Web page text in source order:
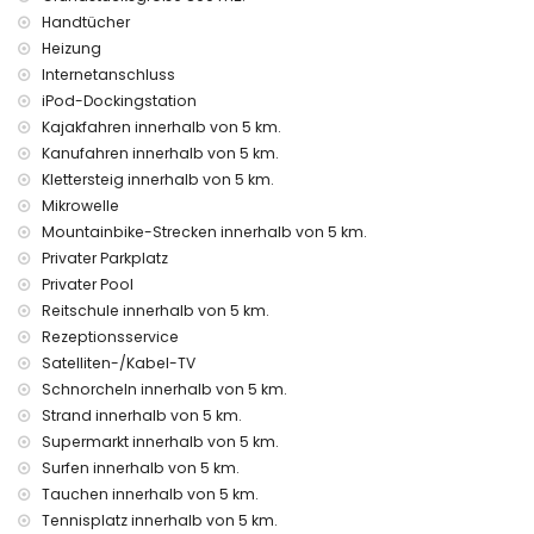
Kinderbetten (auf Anfrage)
Unterhaltungs- und Freizeitaktivitäten für Ihren Urlaub in
Xàbia, Costa Blanca
Diskothek, Bar und Promenade (El Arenal) (innerhalb von 5
Kilometern vom Haus)
Sehenswürdigkeiten und Kultur in Xàbia, Costa Blanca
Museum (Histórico de Xàbia, Xàbia), Kirche (San Bartolomé,
architektonisches Gebäude (Pueblo de Xàbia, Xàbia),
historischer Ort (Pueblo de Xàbia und Xàbia) (innerhalb von
5 Kilometern von der Unterkunft)
Ruine (Molinos de Viento und Xàbia) (innerhalb von 10
Kilometern von der Unterkunft)
Burg (Portal de la Vila und Dénia) (innerhalb von 25
Sport
Tennis, Reiten, Wandern, Mountainbiking, Radfahren, Klettern,
Kanufahren, Kajakfahren, Angeln, Tauchen, Schnorcheln,
Surfen, Windsurfen und Wasserski (innerhalb von 5
Kilometern von der Villa)
Handtücher
Heizung
Internetanschluss
iPod-Dockingstation
Kajakfahren innerhalb von 5 km.
Kanufahren innerhalb von 5 km.
Klettersteig innerhalb von 5 km.
Mikrowelle
Mountainbike-Strecken innerhalb von 5 km.
Privater Parkplatz
Privater Pool
Reitschule innerhalb von 5 km.
Rezeptionsservice
Satelliten-/Kabel-TV
Schnorcheln innerhalb von 5 km.
Strand innerhalb von 5 km.
Supermarkt innerhalb von 5 km.
Surfen innerhalb von 5 km.
Tauchen innerhalb von 5 km.
Tennisplatz innerhalb von 5 km.